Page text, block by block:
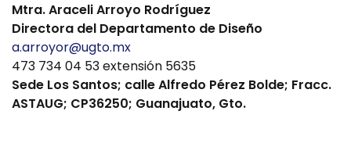
Mtra. Araceli Arroyo Rodríguez
Directora del Departamento de Diseño
a.arroyor@ugto.mx
473 734 04 53 extensión 5635
Sede Los Santos; calle Alfredo Pérez Bolde; Fracc.
ASTAUG; CP36250; Guanajuato, Gto.